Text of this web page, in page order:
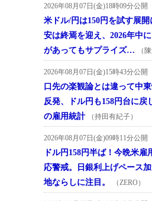
2026年08月07日(金)18時09分公開
米ドル/円は150円を試す展
安は終焉を迎え、2026年中
があってもサプライズ…
（
2026年08月07日(金)15時43分公開
口先の楽観論とは違って中
反発、ドル円も158円台に戻
の雇用統計
（持田有紀子）
2026年08月07日(金)09時11分公開
ドル円158円半ば！今晩米
応警戒。日銀利上げペース
地ならしに注目。
（ZERO）